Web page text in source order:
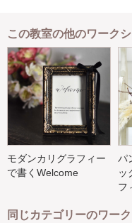
この教室の他のワーク
モダンカリグラフィー
で書くWelcome
パ
ッ
フ
同じカテゴリーのワー